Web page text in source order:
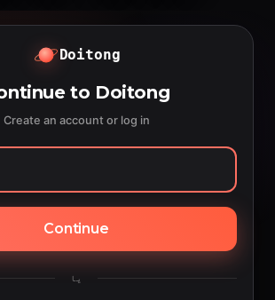
Doitong
to Doitong
Create an account or log in
Continue
یا